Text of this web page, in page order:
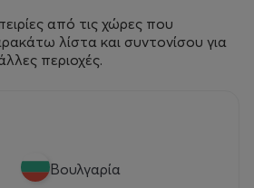
από τις χώρες που
λίστα και συντονίσου για
περιοχές.
Βουλγαρία